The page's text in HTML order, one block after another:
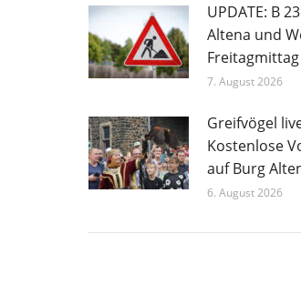
UPDATE: B
Altena und
7. August 2026
Greifvögel
Kostenlose
auf Burg
6. August 2026